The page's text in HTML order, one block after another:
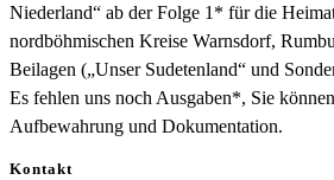
Niederland“ ab der Folge 1* für die
nordböhmischen Kreise Warnsdorf,
Beilagen („Unser Sudetenland“ und
Es fehlen uns noch Ausgaben*, Sie
Aufbewahrung und Dokumentation.
Kontakt